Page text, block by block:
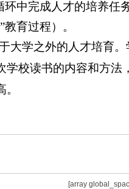
环中完成人才的培养
育过程）。
大学之外的人才培育
校读书的内容和方
[array